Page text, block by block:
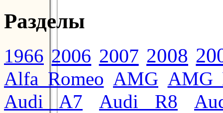
Разделы
1966 2006 2007 2008
Alfa Romeo AMG AMG
Audi A7
Audi R8